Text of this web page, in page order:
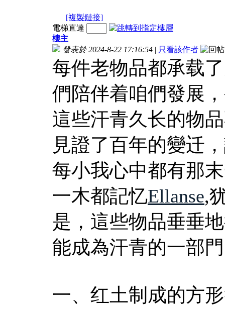
[複製鏈接]
電梯直達
樓主
發表於 2024-8-22 17:16:54 | 只看該作者
每件老物品都承载
們陪伴着咱們發展
這些汗青久长的物
見證了百年的變迁
每小我心中都有那
一木都記忆Ellanse,
是，這些物品垂垂
能成為汗青的一部
一、红土制成的方